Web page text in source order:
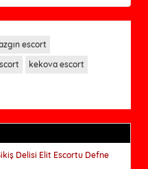
escort
kekova escort
Delisi Elit Escortu Defne